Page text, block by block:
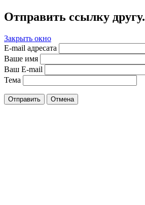
Отправить ссылку другу.
Закрыть окно
E-mail адресата
Ваше имя
Ваш E-mail
Тема
Отправить Отмена